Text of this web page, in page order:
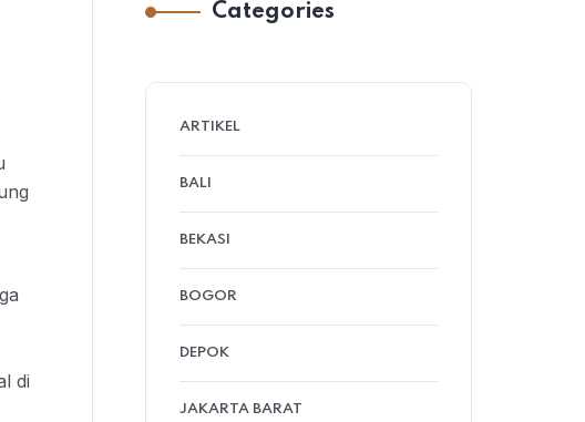
di
Categories
ARTIKEL
BALI
BEKASI
BOGOR
DEPOK
JAKARTA BARAT